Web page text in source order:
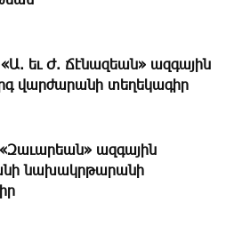
եւ Ժ. ­Ճէնազեան» ազգային
վարժարանի տեղեկագիր
«Զաւարեան» ազգային
նախակրթարանի